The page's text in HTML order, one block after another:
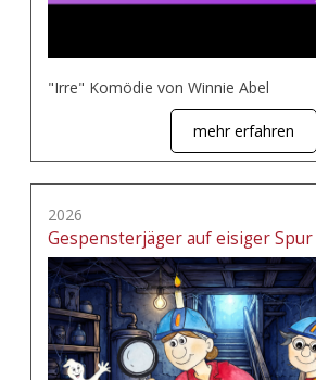
"Irre" Komödie von Winnie Abel
mehr erfahren
2026
Gespensterjäger auf eisiger Spur